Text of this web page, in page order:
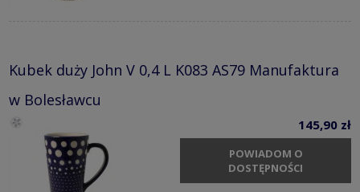
Kubek duży John V 0,4 L K083 AS79 Manufaktura
w Bolesławcu
145,90 zł
POWIADOM O
DOSTĘPNOŚCI